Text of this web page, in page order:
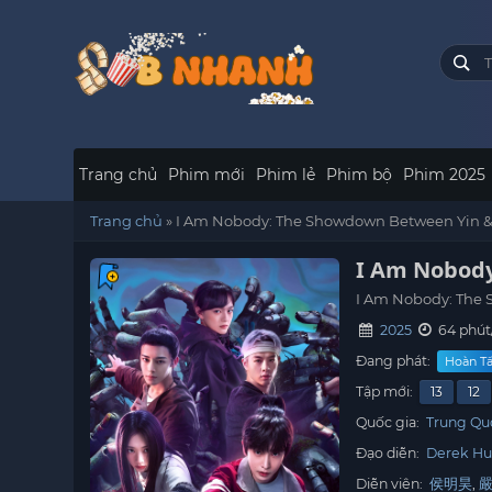
Trang chủ Phim mới Phim lẻ Phim bộ Phim 2025
Trang chủ » I Am Nobody: The Showdown Between Yin
I Am
I Am Nobody: The
2025
64
Đang phát:
Hoàn
Tập mới: 13 12
Quốc gia: Trung
Đạo diễn: Derek
Diễn viên: 侯明昊